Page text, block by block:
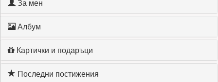
За мен
Албум
Картички и подаръци
Последни постижения